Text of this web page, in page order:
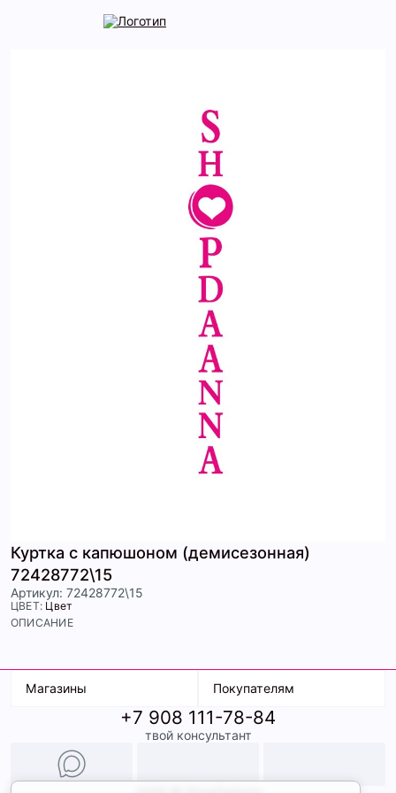
Куртка с капюшоном (демисезонная)
72428772\15
Артикул: 72428772\15
ЦВЕТ: Цвет
ОПИСАНИЕ
Магазины
ТК Терминал
ТРК Континент
Покупателям
Доставка
Условия оплаты
Образы
+7 908 111-78-84
твой консультант